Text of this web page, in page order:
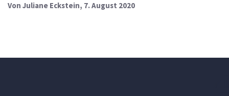
Von Juliane Eckstein, 7. August 2020